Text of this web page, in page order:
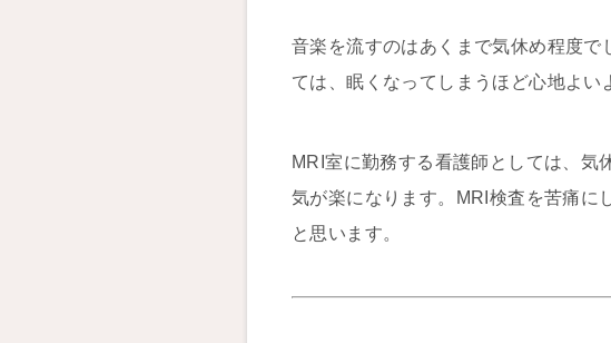
音楽を流すのはあくまで気休め程度
ては、眠くなってしまうほど心地よい
MRI室に勤務する看護師としては、気
気が楽になります。MRI検査を苦痛に
と思います。